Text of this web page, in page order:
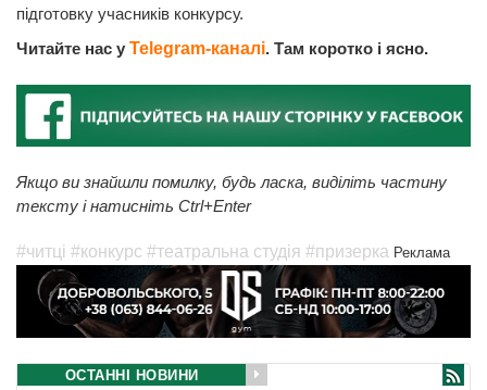
підготовку учасників конкурсу.
Читайте нас у Telegram-каналі. Там коротко і ясно.
Якщо ви знайшли помилку, будь ласка, виділіть частину
тексту і натисніть Ctrl+Enter
#читці #конкурс #театральна студія #призерка Реклама
ОСТАННІ НОВИНИ